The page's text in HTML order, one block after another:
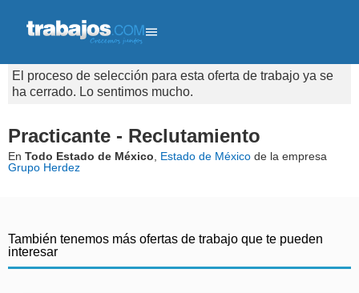
El proceso de selección para esta oferta de trabajo ya se
ha cerrado. Lo sentimos mucho.
Practicante - Reclutamiento
En Todo Estado de México Estado de México de la empresa
Grupo Herdez
También tenemos más ofertas de trabajo que te pueden
interesar